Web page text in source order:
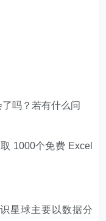
吗？若有什么问
1000个免费 Excel
星球主要以数据分